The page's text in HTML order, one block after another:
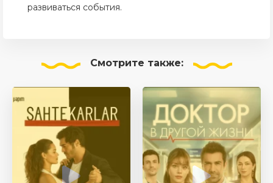
развиваться события.
Смотрите также: